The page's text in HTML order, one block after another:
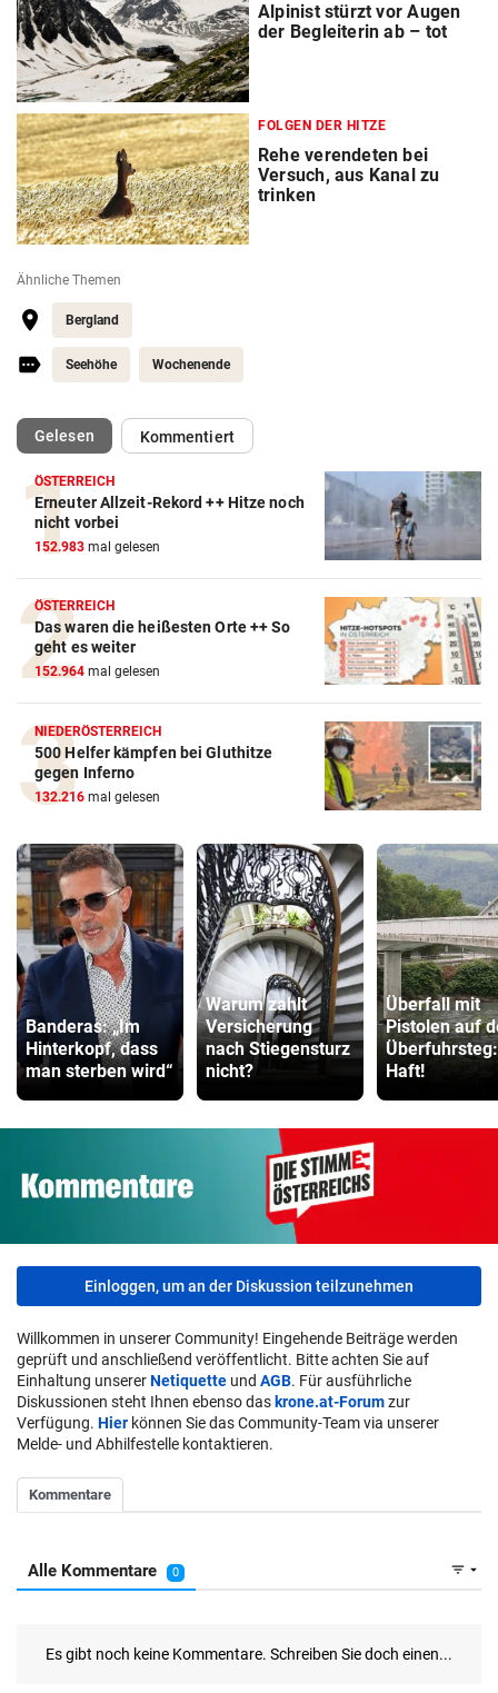
Alpinist stürzt vor Augen
der Begleiterin ab – tot
FOLGEN DER HITZE
Rehe verendeten bei
Versuch, aus Kanal zu
trinken
Ähnliche Themen
Bergland
Seehöhe Wochenende
Gelesen(ausgewählt)Kommentiert
ÖSTERREICH
Erneuter Allzeit-Rekord ++ Hitze noch
nicht vorbei
152.983 mal gelesen
ÖSTERREICH
Das waren die heißesten Orte ++ So
geht es weiter
152.964 mal gelesen
NIEDERÖSTERREICH
500 Helfer kämpfen bei Gluthitze
gegen Inferno
132.216 mal gelesen
Banderas: „Im
Hinterkopf, dass
man sterben wird“
Warum zahlt
Versicherung
nach Stiegensturz
nicht?
Überfall mit
Pistolen auf
Überfuhrsteg:
Haft!
Einloggen, um an der Diskussion teilzunehmen
Willkommen in unserer Community! Eingehende Beiträge werden
geprüft und anschließend veröffentlicht. Bitte achten Sie auf
Einhaltung unsererNetiquette und AGB. Für ausführliche
Diskussionen steht Ihnen ebenso das krone.at-Forumzur
Verfügung. Hier können Sie das Community-Team via unserer
Melde- und Abhilfestelle kontaktieren.